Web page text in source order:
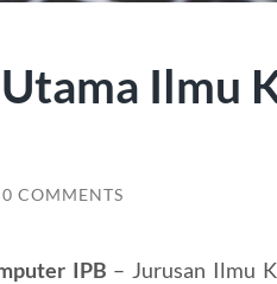
Ilmu
0 COMMENTS
IPB – Jurusan Ilmu